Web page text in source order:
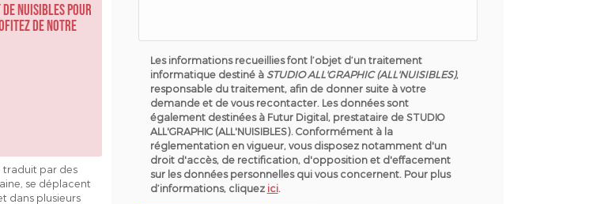
de nuisibles pour
de notre
traduit par des
se déplacent
dans plusieurs
Les informations recueillies font l’objet d’un traitement
informatique destiné àSTUDIO ALL'GRAPHIC (ALL'NUISIBLES),
responsable du traitement, afin de donner suite à votre
demande et de vous recontacter. Les données sont
également destinées à Futur Digital, prestataire de STUDIO
ALL'GRAPHIC (ALL'NUISIBLES). Conformément à la
réglementation en vigueur, vous disposez notamment d'un
droit d'accès, de rectification, d'opposition et d'effacement
sur les données personnelles qui vous concernent. Pour plus
d’informations, cliquez ici.